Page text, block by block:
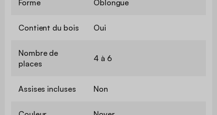
Forme Oblongue
Contient du bois Oui
Nombre de
places
4 à 6
Assises incluses Non